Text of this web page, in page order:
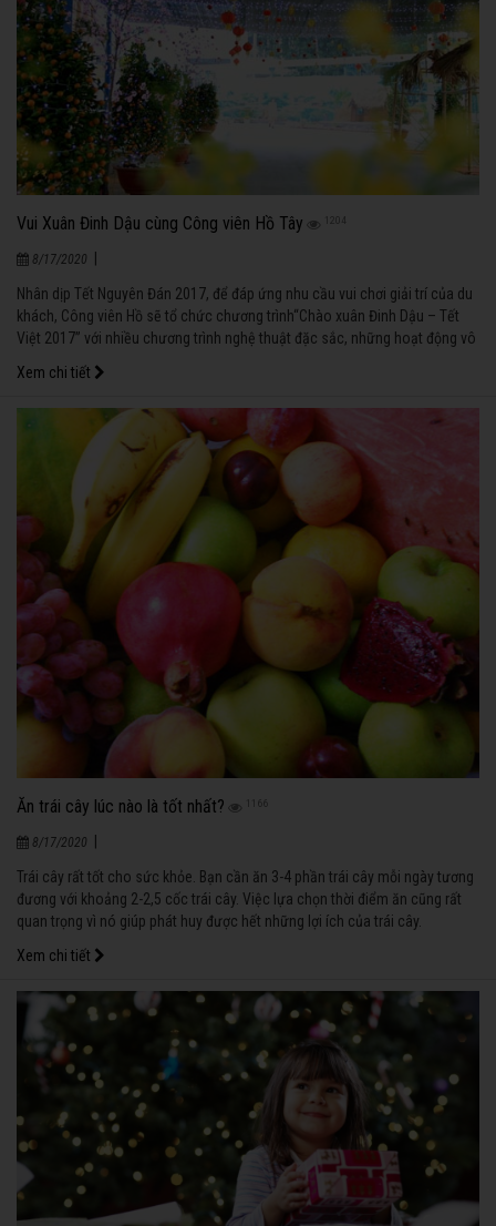
Vui Xuân Đinh Dậu cùng Công viên Hồ Tây 1204
8/17/2020
Nhân dịp Tết Nguyên Đán 2017, để đáp ứng nhu cầu vui chơi giải trí của du
khách, Công viên Hồ sẽ tổ chức chương trình“Chào xuân Đinh Dậu – Tết
Việt 2017” với nhiều chương trình nghệ thuật đặc sắc, những hoạt động vô
Xem chi tiết
Ăn trái cây lúc nào là tốt nhất? 1166
8/17/2020
Trái cây rất tốt cho sức khỏe. Bạn cần ăn 3-4 phần trái cây mỗi ngày tương
đương với khoảng 2-2,5 cốc trái cây. Việc lựa chọn thời điểm ăn cũng rất
quan trọng vì nó giúp phát huy được hết những lợi ích của trái cây.
Xem chi tiết